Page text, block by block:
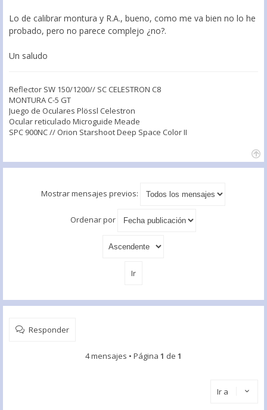
Lo de calibrar montura y R.A., bueno, como me va bien no lo he
probado, pero no parece complejo ¿no?.
Un saludo
Reflector SW 150/1200// SC CELESTRON C8
MONTURA C-5 GT
Juego de Oculares Plössl Celestron
Ocular reticulado Microguide Meade
SPC 900NC // Orion Starshoot Deep Space Color II
Mostrar mensajes previos:
Ordenar por
Responder
4 mensajes • Página 1 de 1
Ir a